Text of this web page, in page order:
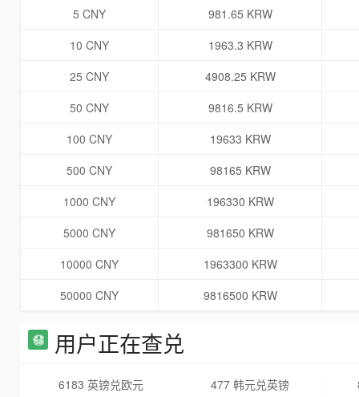
5 CNY
981.65 KRW
10 CNY
1963.3 KRW
25 CNY
4908.25 KRW
50 CNY
9816.5 KRW
100 CNY
19633 KRW
500 CNY
98165 KRW
1000 CNY
196330 KRW
5000 CNY
981650 KRW
10000 CNY
1963300 KRW
50000 CNY
9816500 KRW
用户正在查兑
6183 英镑兑欧元 477 韩元兑英镑